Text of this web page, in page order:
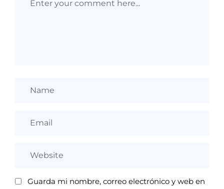
Guarda mi nombre, correo electrónico y web en